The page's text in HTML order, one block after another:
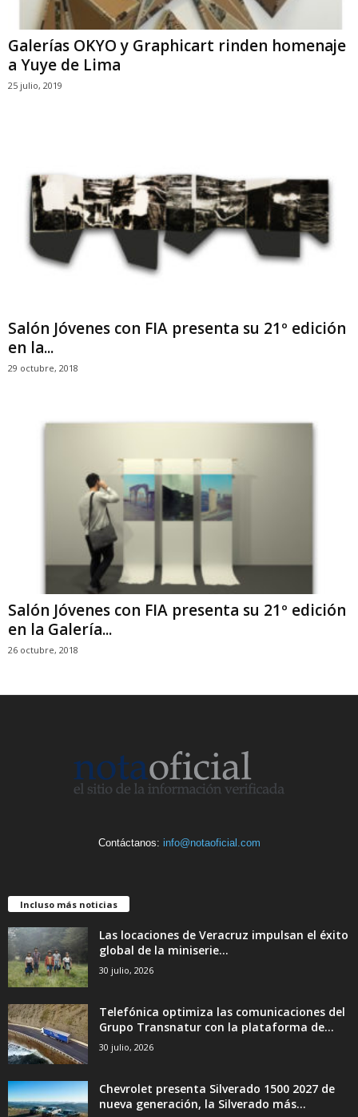
Galerías OKYO y Graphicart rinden homenaje
a Yuye de Lima
25 julio, 2019
Salón Jóvenes con FIA presenta su 21º edición
en la...
29 octubre, 2018
Salón Jóvenes con FIA presenta su 21º edición
en la Galería...
26 octubre, 2018
Contáctanos: info@notaoficial.com
Incluso más noticias
Las locaciones de Veracruz impulsan el éxito
global de la miniserie...
30 julio, 2026
Telefónica optimiza las comunicaciones del
Grupo Transnatur con la plataforma de...
30 julio, 2026
Chevrolet presenta Silverado 1500 2027 de
nueva generación, la Silverado más...